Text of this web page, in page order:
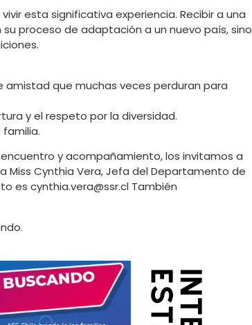
esta significativa experiencia. Recibir a una
proceso de adaptación a un nuevo país, sino
que muchas veces perduran para
y el respeto por la diversidad.
y acompañamiento, los invitamos a
Miss Cynthia Vera, Jefa del Departamento de
es cynthia.vera@ssr.cl También